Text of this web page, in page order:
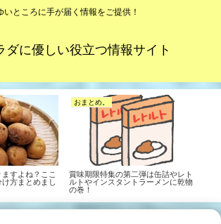
いところに手が届く情報をご提供！
ダに優しい役立つ情報サイト
すよね？ここ
方まとめまし
おまとめ。
賞味期限特集の第二弾は缶詰やレト
ルトやインスタントラーメンに乾物
の巻！